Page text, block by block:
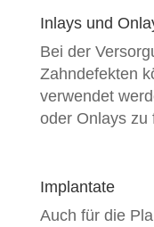
Inlays und
Bei der
Zahndefekten
verwendet
oder Onlays zu
Implantate
Auch für die